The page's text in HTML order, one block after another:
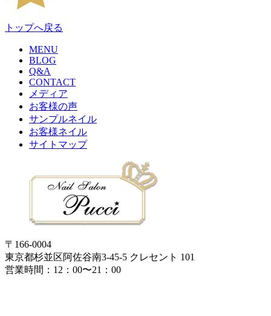
トップへ戻る
MENU
BLOG
Q&A
CONTACT
メディア
お客様の声
サンプルネイル
お客様ネイル
サイトマップ
〒166-0004
東京都杉並区阿佐谷南3-45-5 クレセント 101
営業時間：12：00〜21：00